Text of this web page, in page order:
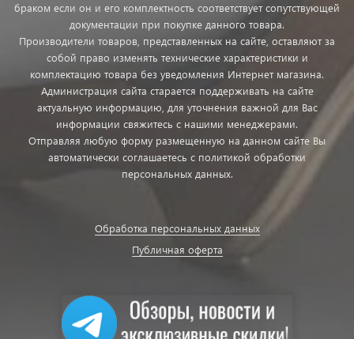
браком если он и его комплектность соответствует сопутствующей
документации при покупке данного товара.
Производители товаров, представленных на сайте, оставляют за
собой право изменять технические характеристики и
комплектацию товара без уведомления Интернет магазина.
Администрация сайта старается поддерживать на сайте
актуальную информацию, для уточнения важной для Вас
информации свяжитесь с нашими менеджерами.
Отправляя любую форму размещенную на данном сайте Вы
автоматически соглашаетесь с политикой обработки
персональных данных.
Обработка персональных данных
Публичная оферта